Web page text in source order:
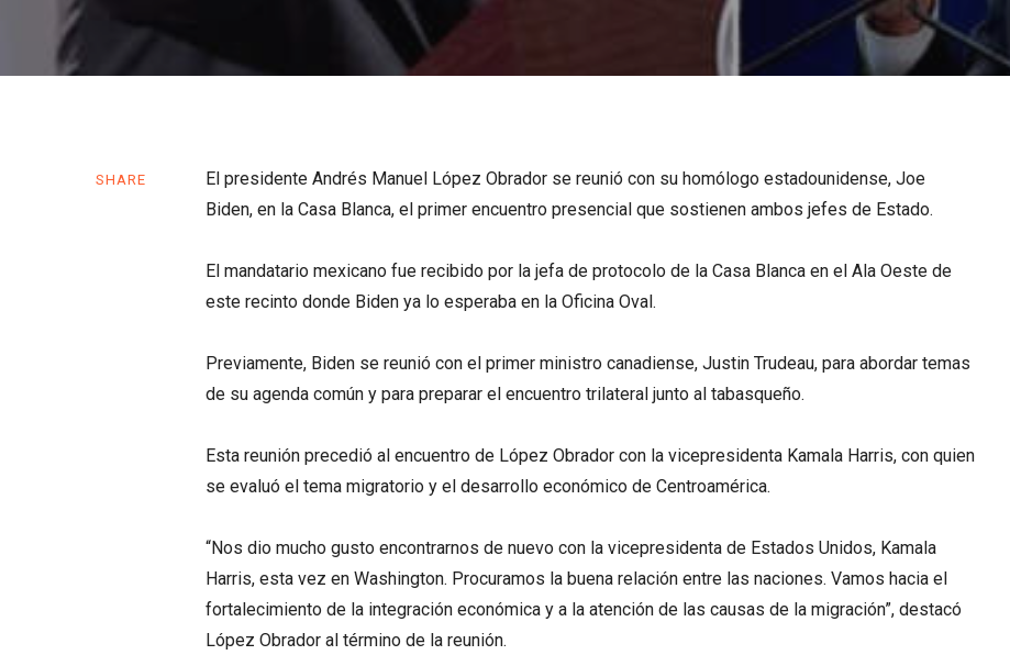
SHARE
El presidente Andrés Manuel López Obrador se reunió con su homólogo estadounidense, Joe
Biden, en la Casa Blanca, el primer encuentro presencial que sostienen ambos jefes de Estado.
El mandatario mexicano fue recibido por la jefa de protocolo de la Casa Blanca en el Ala Oeste de
este recinto donde Biden ya lo esperaba en la Oficina Oval.
Previamente, Biden se reunió con el primer ministro canadiense, Justin Trudeau, para abordar temas
de su agenda común y para preparar el encuentro trilateral junto al tabasqueño.
Esta reunión precedió al encuentro de López Obrador con la vicepresidenta Kamala Harris, con quien
se evaluó el tema migratorio y el desarrollo económico de Centroamérica.
“Nos dio mucho gusto encontrarnos de nuevo con la vicepresidenta de Estados Unidos, Kamala
Harris, esta vez en Washington. Procuramos la buena relación entre las naciones. Vamos hacia el
fortalecimiento de la integración económica y a la atención de las causas de la migración”, destacó
López Obrador al término de la reunión.